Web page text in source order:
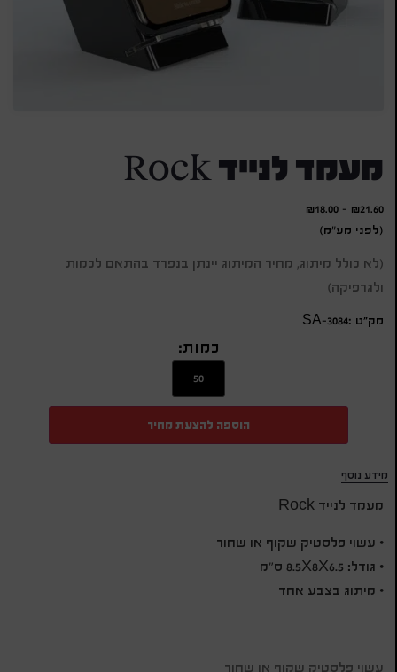
מעמד לנייד Rock
₪21.60
-
₪18.00
(לפני מע"מ)
(לא כולל מיתוג, מחיר המיתוג יינתן בנפרד בהתאם לכמות
ולגרפיקה)
מק״ט :SA-3084
כמות:
הוספה להצעת מחיר
מידע נוסף
מעמד לנייד Rock
• עשוי פלסטיק שקוף או שחור
• גודל: 8.5X8X6.5 ס"מ
• מיתוג בצבע אחד
עשוי פלסטיק שקוף או שחור